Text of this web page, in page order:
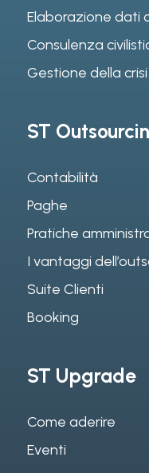
Elaborazione dati
Consulenza
Gestione della crisi
ST
Contabilità
Paghe
Pratiche
I vantaggi
Suite Clienti
Booking
ST Upgrade
Come aderire
Eventi